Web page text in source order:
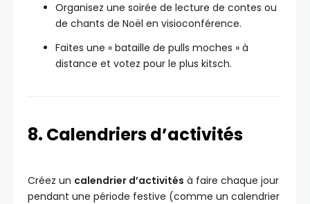
Organisez une soirée de lecture de contes ou
de chants de Noël en visioconférence.
Faites une « bataille de pulls moches » à
distance et votez pour le plus kitsch.
8. Calendriers d’activités
Créez un calendrier d’activités à faire chaque jour
pendant une période festive (comme un calendrier